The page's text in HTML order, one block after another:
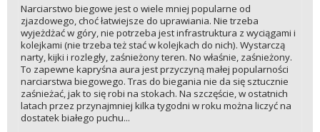
Narciarstwo biegowe jest o wiele mniej popularne od
zjazdowego, choć łatwiejsze do uprawiania. Nie trzeba
wyjeżdżać w góry, nie potrzeba jest infrastruktura z wyciągami i
kolejkami (nie trzeba też stać w kolejkach do nich). Wystarczą
narty, kijki i rozległy, zaśnieżony teren. No właśnie, zaśnieżony.
To zapewne kapryśna aura jest przyczyną małej popularności
narciarstwa biegowego. Tras do biegania nie da się sztucznie
zaśnieżać, jak to się robi na stokach. Na szczęście, w ostatnich
latach przez przynajmniej kilka tygodni w roku można liczyć na
dostatek białego puchu...